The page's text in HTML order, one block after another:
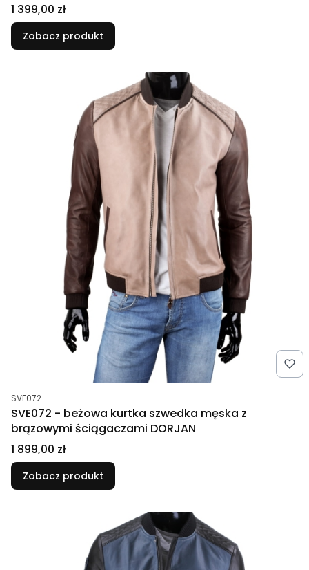
Cena
1 399,00 zł
Zobacz produkt
Kod produktu
SVE072
SVE072 - beżowa kurtka szwedka męska z
brązowymi ściągaczami DORJAN
Cena
1 899,00 zł
Zobacz produkt